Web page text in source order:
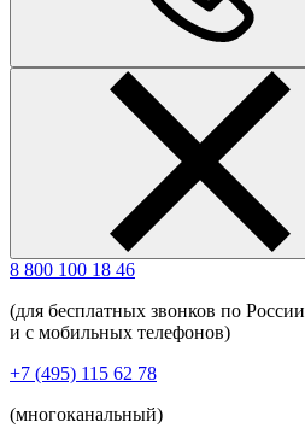
8 800 100 18 46
(для бесплатных звонков по России
и с мобильных телефонов)
+7 (495) 115 62 78
(многоканальный)